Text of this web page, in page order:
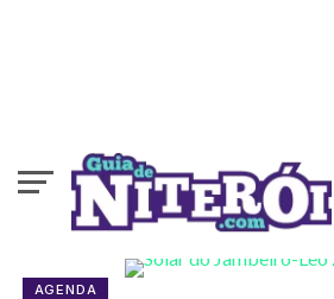
AGENDA